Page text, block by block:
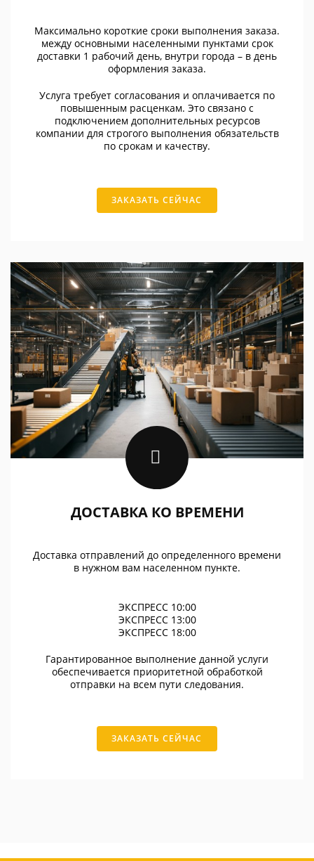
Максимально короткие сроки выполнения заказа.
между основными населенными пунктами срок
доставки 1 рабочий день, внутри города – в день
оформления заказа.
Услуга требует согласования и оплачивается по
повышенным расценкам. Это связано с
подключением дополнительных ресурсов
компании для строгого выполнения обязательств
по срокам и качеству.
ЗАКАЗАТЬ СЕЙЧАС
ДОСТАВКА КО ВРЕМЕНИ
Доставка отправлений до определенного времени
в нужном вам населенном пункте.
ЭКСПРЕСС 10:00
ЭКСПРЕСС 13:00
ЭКСПРЕСС 18:00
Гарантированное выполнение данной услуги
обеспечивается приоритетной обработкой
отправки на всем пути следования.
ЗАКАЗАТЬ СЕЙЧАС